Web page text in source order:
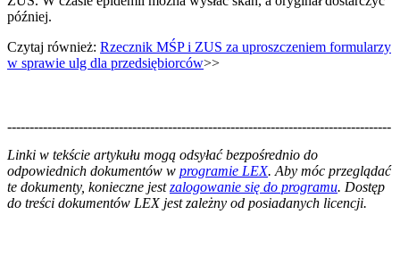
później.
Czytaj również: Rzecznik MŚP i ZUS za uproszczeniem formularzy
w sprawie ulg dla przedsiębiorców>>
--------------------------------------------------------------------------------------
Linki w tekście artykułu mogą odsyłać bezpośrednio do
odpowiednich dokumentów w programie LEX. Aby móc przeglądać
te dokumenty, konieczne jestzalogowanie się do programu. Dostęp
do treści dokumentów LEX jest zależny od posiadanych licencji.